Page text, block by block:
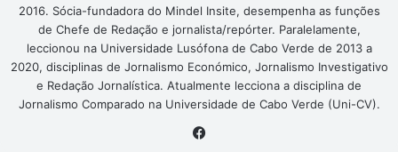
2016. Sócia-fundadora do Mindel Insite, desempenha as funções
de Chefe de Redação e jornalista/repórter. Paralelamente,
leccionou na Universidade Lusófona de Cabo Verde de 2013 a
2020, disciplinas de Jornalismo Económico, Jornalismo Investigativo
e Redação Jornalística. Atualmente lecciona a disciplina de
Jornalismo Comparado na Universidade de Cabo Verde (Uni-CV).